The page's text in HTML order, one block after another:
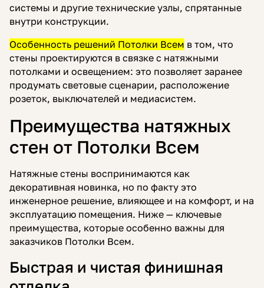
системы и другие технические узлы, спрятанные
внутри конструкции.
Особенность решений Потолки Всем в том, что
стены проектируются в связке с натяжными
потолками и освещением: это позволяет заранее
продумать световые сценарии, расположение
розеток, выключателей и медиасистем.
Преимущества натяжных
стен от Потолки Всем
Натяжные стены воспринимаются как
декоративная новинка, но по факту это
инженерное решение, влияющее и на комфорт, и на
эксплуатацию помещения. Ниже — ключевые
преимущества, которые особенно важны для
заказчиков Потолки Всем.
Быстрая и чистая финишная